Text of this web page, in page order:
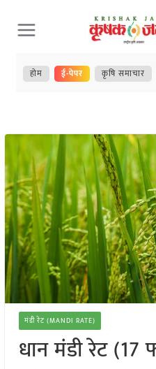
Skip
to
content
होम ई-पेपर कृषि समाचार
मंडी रेट (MANDI RATE)
धान मंडी रेट (17